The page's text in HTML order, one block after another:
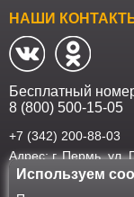
НАШИ
Бесплатный
8 (800) 500-15-05
+7 (342) 200-88-03
Адрес: г. Пермь,
Наш интернет-
Используем